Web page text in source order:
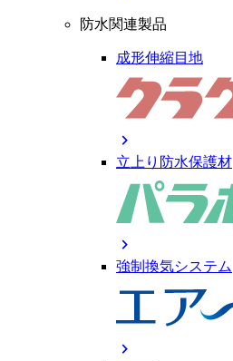
防水関連製品
成形伸縮目地
chevron_right
立上り防水保護材
chevron_right
強制換気システム
chevron_right